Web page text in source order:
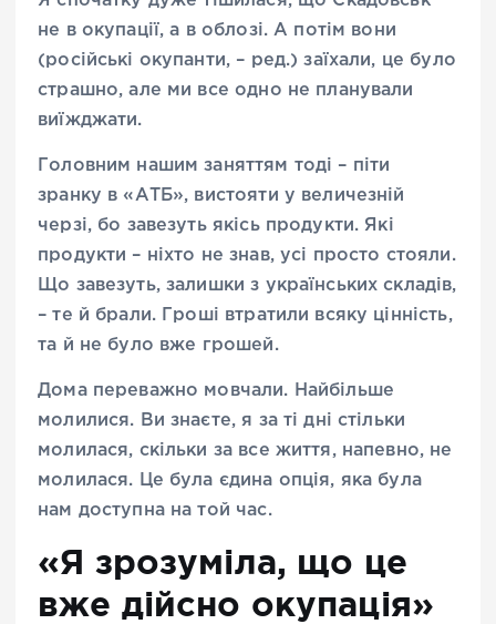
не в окупації, а в облозі. А потім вони
(російські окупанти, – ред.) заїхали, це було
страшно, але ми все одно не планували
виїжджати.
Головним нашим заняттям тоді – піти
зранку в «АТБ», вистояти у величезній
черзі, бо завезуть якісь продукти. Які
продукти – ніхто не знав, усі просто стояли.
Що завезуть, залишки з українських складів,
– те й брали. Гроші втратили всяку цінність,
та й не було вже грошей.
Дома переважно мовчали. Найбільше
молилися. Ви знаєте, я за ті дні стільки
молилася, скільки за все життя, напевно, не
молилася. Це була єдина опція, яка була
нам доступна на той час.
«Я зрозуміла, що це
вже дійсно окупація»